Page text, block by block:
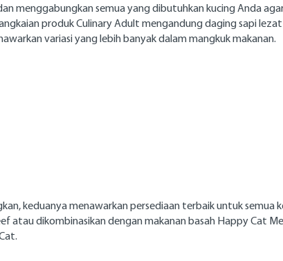
menggabungkan semua yang dibutuhkan kucing Anda
produk Culinary Adult mengandung daging sapi
variasi yang lebih banyak dalam mangkuk makanan.
keduanya menawarkan persediaan terbaik untuk semua
atau dikombinasikan dengan makanan basah Happy Cat